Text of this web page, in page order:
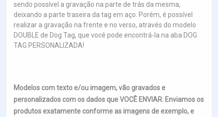
sendo possível a gravação na parte de trás da mesma,
deixando a parte traseira da tag em aço. Porém, é possível
realizar a gravação na frente e no verso, através do modelo
DOUBLE de Dog Tag, que você pode encontrá-la na aba DOG
TAG PERSONALIZADA!
Modelos com texto e/ou imagem, vão gravados e
personalizados com os dados que VOCÊ ENVIAR. Enviamos os
produtos exatamente conforme as imagens de exemplo, e